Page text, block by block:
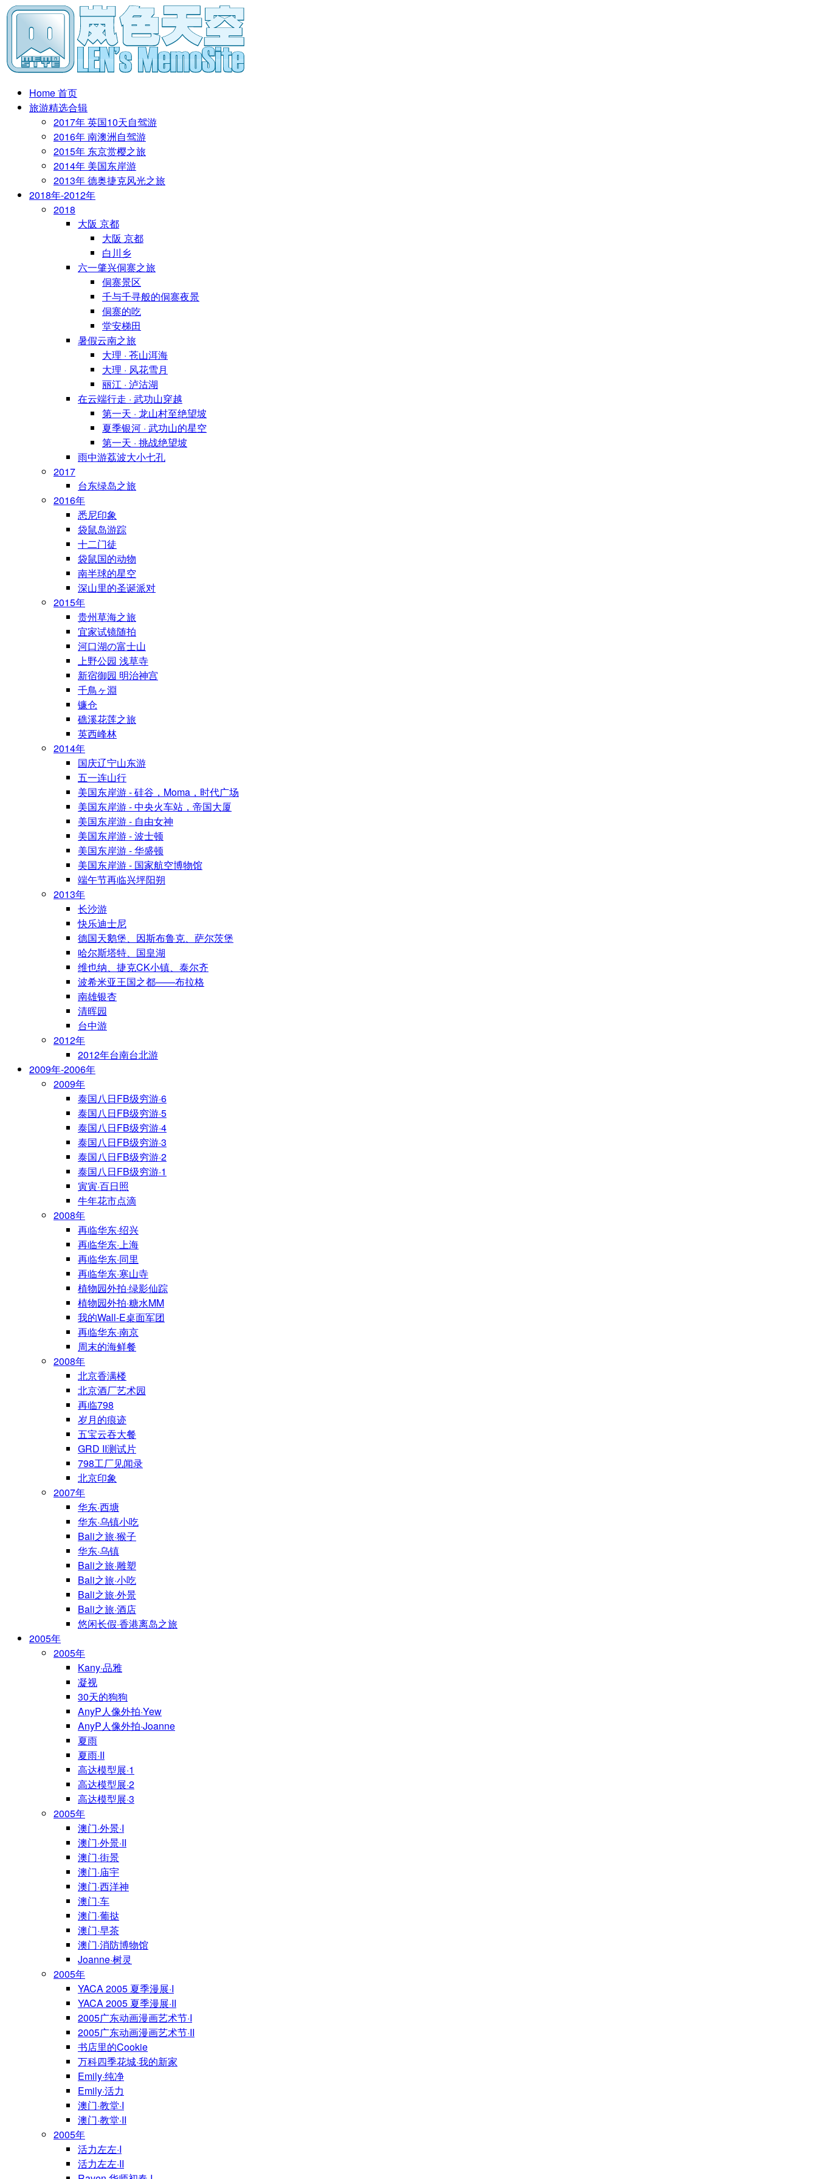
Home 首页
旅游精选合辑
2017年 英国10天自驾游
2016年 南澳洲自驾游
2015年 东京赏樱之旅
2014年 美国东岸游
2013年 德奥捷克风光之旅
2018年-2012年
2018
大阪 京都
大阪 京都
白川乡
六一肇兴侗寨之旅
侗寨景区
千与千寻般的侗寨夜景
侗寨的吃
堂安梯田
暑假云南之旅
大理 · 苍山洱海
大理 · 风花雪月
丽江 · 泸沽湖
在云端行走 · 武功山穿越
第一天 · 龙山村至绝望坡
夏季银河 · 武功山的星空
第一天 · 挑战绝望坡
雨中游荔波大小七孔
2017
台东绿岛之旅
2016年
悉尼印象
袋鼠岛游踪
十二门徒
袋鼠国的动物
南半球的星空
深山里的圣诞派对
2015年
贵州草海之旅
宜家试镜随拍
河口湖の富士山
上野公园 浅草寺
新宿御园 明治神宫
千鳥ヶ淵
镰仓
礁溪花莲之旅
英西峰林
2014年
国庆辽宁山东游
五一连山行
美国东岸游 - 硅谷，Moma，时代广场
美国东岸游 - 中央火车站，帝国大厦
美国东岸游 - 自由女神
美国东岸游 - 波士顿
美国东岸游 - 华盛顿
美国东岸游 - 国家航空博物馆
端午节再临兴坪阳朔
2013年
长沙游
快乐迪士尼
德国天鹅堡、因斯布鲁克、萨尔茨堡
哈尔斯塔特、国皇湖
维也纳、捷克CK小镇、泰尔齐
波希米亚王国之都——布拉格
南雄银杏
清晖园
台中游
2012年
2012年台南台北游
2009年-2006年
2009年
泰国八日FB级穷游·6
泰国八日FB级穷游·5
泰国八日FB级穷游·4
泰国八日FB级穷游·3
泰国八日FB级穷游·2
泰国八日FB级穷游·1
寅寅·百日照
牛年花市点滴
2008年
再临华东·绍兴
再临华东·上海
再临华东·同里
再临华东·寒山寺
植物园外拍·绿影仙踪
植物园外拍·糖水MM
我的Wall-E桌面军团
再临华东·南京
周末的海鲜餐
2008年
北京香满楼
北京酒厂艺术园
再临798
岁月的痕迹
五宝云吞大餐
GRD II测试片
798工厂见闻录
北京印象
2007年
华东·西塘
华东·乌镇小吃
Bali之旅·猴子
华东·乌镇
Bali之旅·雕塑
Bali之旅·小吃
Bali之旅·外景
Bali之旅·酒店
悠闲长假·香港离岛之旅
2005年
2005年
Kany·品雅
凝视
30天的狗狗
AnyP人像外拍·Yew
AnyP人像外拍·Joanne
夏雨
夏雨·II
高达模型展·1
高达模型展·2
高达模型展·3
2005年
澳门·外景·I
澳门·外景·II
澳门·街景
澳门·庙宇
澳门·西洋神
澳门·车
澳门·葡挞
澳门·早茶
澳门·消防博物馆
Joanne·树灵
2005年
YACA 2005 夏季漫展·I
YACA 2005 夏季漫展·II
2005广东动画漫画艺术节·I
2005广东动画漫画艺术节·II
书店里的Cookie
万科四季花城·我的新家
Emily·纯净
Emily·活力
澳门·教堂·I
澳门·教堂·II
2005年
活力左左·I
活力左左·II